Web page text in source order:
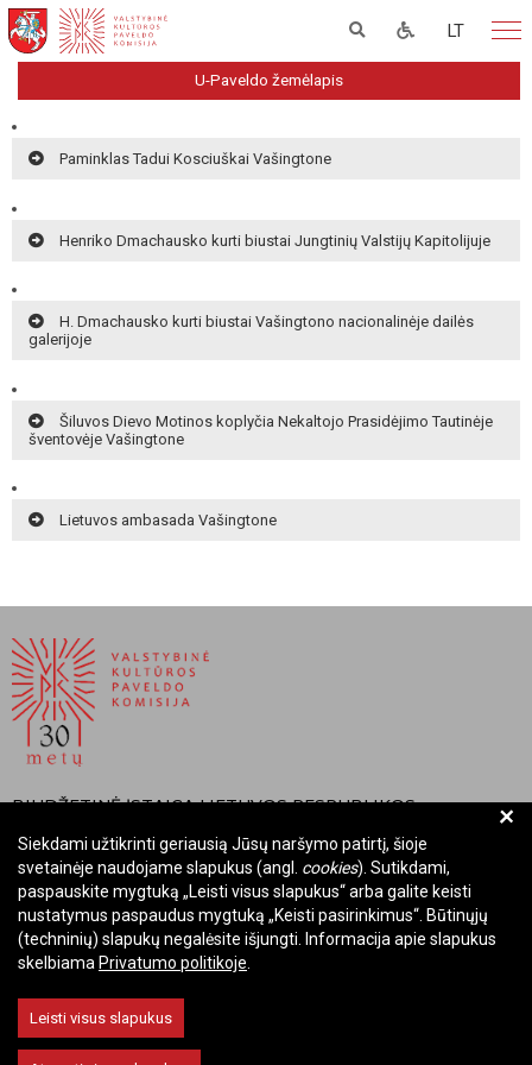
LT
U-Paveldo žemėlapis
Paminklas Tadui Kosciuškai Vašingtone
Henriko Dmachausko kurti biustai Jungtinių Valstijų Kapitolijuje
H. Dmachausko kurti biustai Vašingtono nacionalinėje dailės
galerijoje
Šiluvos Dievo Motinos koplyčia Nekaltojo Prasidėjimo Tautinėje
šventovėje Vašingtone
Lietuvos ambasada Vašingtone
BIUDŽETINĖ ĮSTAIGA LIETUVOS RESPUBLIKOS
VALSTYBINĖ KULTŪROS PAVELDO KOMISIJA
Įmonės kodas: Juridinių asmenų registre 288700520
Adresas: Rūdninkų g. 13, 01135 Vilnius
Telefonas: +370 699 13972
El. paštas: komisija@vkpk.lt
+
Siekdami užtikrinti geriausią Jūsų naršymo patirtį, šioje
svetainėje naudojame slapukus (angl. cookies). Sutikdami,
paspauskite mygtuką „Leisti visus slapukus“ arba galite keisti
nustatymus paspaudus mygtuką „Keisti pasirinkimus“. Būtinųjų
(techninių) slapukų negalėsite išjungti. Informacija apie slapukus
skelbiama Privatumo politikoje
Leisti visus slapukus